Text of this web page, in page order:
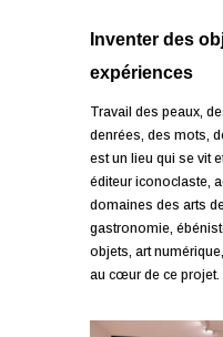
Inventer des
expériences
Travail des peaux,
denrées, des mots,
est un lieu qui se vit
éditeur iconoclaste,
domaines des arts
gastronomie,
objets, art
au cœur de ce projet.